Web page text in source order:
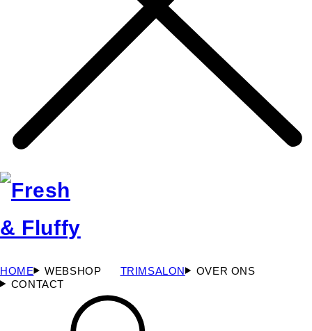
HOME WEBSHOP TRIMSALON
OVER ONS
CONTACT